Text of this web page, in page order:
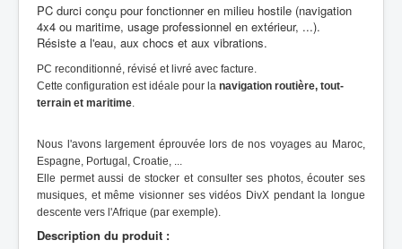
PC durci conçu pour fonctionner en milieu hostile (navigation
4x4 ou maritime, usage professionnel en extérieur, ...).
Résiste a l'eau, aux chocs et aux vibrations.
PC reconditionné, révisé et livré avec facture.
Cette configuration est idéale pour la navigation routière, tout-
terrain et maritime
Nous l'avons largement éprouvée lors de nos voyages au Maroc,
Espagne, Portugal, Croatie, ...
Elle permet aussi de stocker et consulter ses photos, écouter ses
musiques, et même visionner ses vidéos DivX pendant la longue
descente vers l'Afrique (par exemple).
Description du produit :